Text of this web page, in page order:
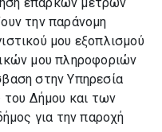
την παράνομη
μου εξοπλισμού
μου πληροφοριών
στην Υπηρεσία
του Δήμου και των
για την παροχή